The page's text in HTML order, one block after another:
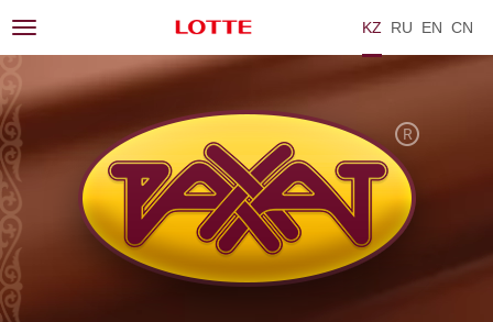
KZ RU EN ZH
Toggle
navigation